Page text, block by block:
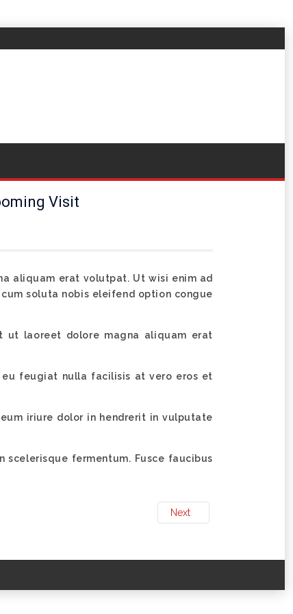
Visit
aliquam erat volutpat. Ut wisi enim ad
soluta nobis eleifend option congue
ut laoreet dolore magna aliquam erat
feugiat nulla facilisis at vero eros et
iriure dolor in hendrerit in vulputate
fermentum. Fusce faucibus
Next